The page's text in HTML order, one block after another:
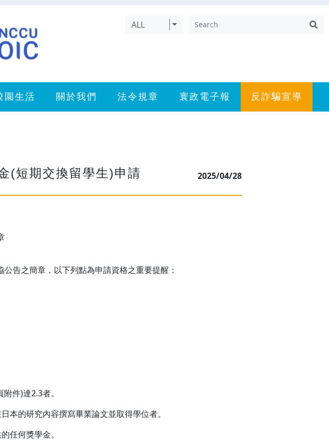
ALL
園生活 關於我們 法令規章 寰政電子報 反詐騙宣導
(短期交換留學生)申請 2025/04/28
告之簡章，以下列點為申請資格之重要提醒：
件)達2.3者。
本的研究內容撰寫畢業論文並取得學位者。
任何獎學金。